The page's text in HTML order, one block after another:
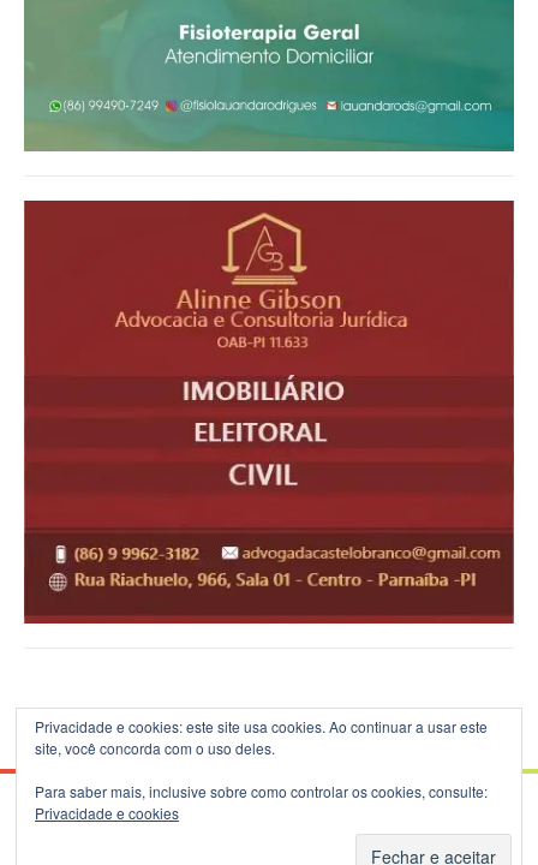
© 2026 Blog do B.Silva - Theme: Patus by FameThemes.
Privacidade e cookies: este site usa cookies. Ao continuar a usar este
site, você concorda com o uso deles.
Para saber mais, inclusive sobre como controlar os cookies, consulte:
Privacidade e cookies